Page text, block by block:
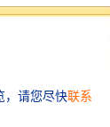
的拆除规划和有
未来的发展中扮